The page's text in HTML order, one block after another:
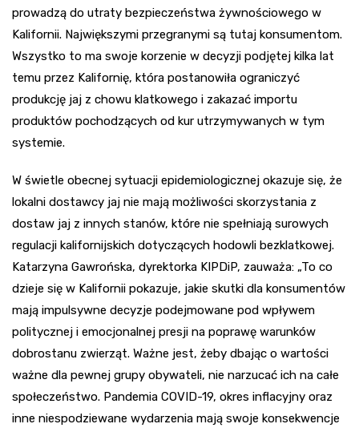
prowadzą do utraty bezpieczeństwa żywnościowego w
Kalifornii. Największymi przegranymi są tutaj konsumentom.
Wszystko to ma swoje korzenie w decyzji podjętej kilka lat
temu przez Kalifornię, która postanowiła ograniczyć
produkcję jaj z chowu klatkowego i zakazać importu
produktów pochodzących od kur utrzymywanych w tym
systemie.
W świetle obecnej sytuacji epidemiologicznej okazuje się, że
lokalni dostawcy jaj nie mają możliwości skorzystania z
dostaw jaj z innych stanów, które nie spełniają surowych
regulacji kalifornijskich dotyczących hodowli bezklatkowej.
Katarzyna Gawrońska, dyrektorka KIPDiP, zauważa: „To co
dzieje się w Kalifornii pokazuje, jakie skutki dla konsumentów
mają impulsywne decyzje podejmowane pod wpływem
politycznej i emocjonalnej presji na poprawę warunków
dobrostanu zwierząt. Ważne jest, żeby dbając o wartości
ważne dla pewnej grupy obywateli, nie narzucać ich na całe
społeczeństwo. Pandemia COVID-19, okres inflacyjny oraz
inne niespodziewane wydarzenia mają swoje konsekwencje